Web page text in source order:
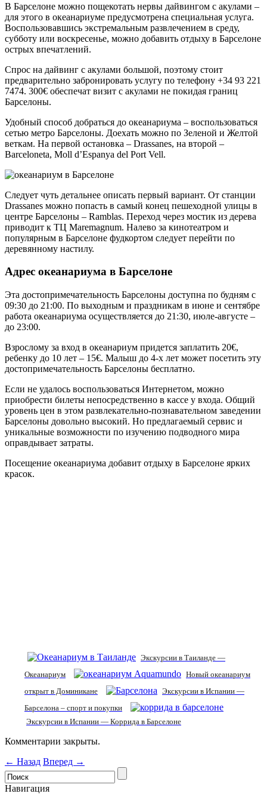
В Барселоне можно пощекотать нервы дайвингом с акулами –
для этого в океанариуме предусмотрена специальная услуга.
Воспользовавшись экстремальным развлечением в среду,
субботу или воскресенье, можно добавить отдыху в Барселоне
острых впечатлений.
Спрос на дайвинг с акулами большой, поэтому стоит
предварительно забронировать услугу по телефону +34 93 221
7474. 300€ обеспечат визит с акулами не покидая границ
Барселоны.
Удобный способ добраться до океанариума – воспользоваться
сетью метро Барселоны. Доехать можно по Зеленой и Желтой
веткам. На первой остановка – Drassanes, на второй –
Barceloneta, Moll d’Espanya del Port Vell.
Следует чуть детальнее описать первый вариант. От станции
Drassanes можно попасть в самый конец пешеходной улицы в
центре Барселоны – Ramblas. Переход через мостик из дерева
приводит к ТЦ Maremagnum. Налево за кинотеатром и
популярным в Барселоне фудкортом следует перейти по
деревянному настилу.
Адрес океанариума в Барселоне
Эта достопримечательность Барселоны доступна по будням с
09:30 до 21:00. По выходным и праздникам в июне и сентябре
работа океанариума осуществляется до 21:30, июле-августе –
до 23:00.
Взрослому за вход в океанариум придется заплатить 20€,
ребенку до 10 лет – 15€. Малыш до 4-х лет может посетить эту
достопримечательность Барселоны бесплатно.
Если не удалось воспользоваться Интернетом, можно
приобрести билеты непосредственно в кассе у входа. Общий
уровень цен в этом развлекательно-познавательном заведении
Барселоны довольно высокий. Но предлагаемый сервис и
уникальные возможности по изучению подводного мира
оправдывает затраты.
Посещение океанариума добавит отдыху в Барселоне ярких
красок.
Экскурсии в Таиланде —
Океанариум
Новый океанариум
открыт в Доминикане
Экскурсии в Испании —
Барселона – спорт и покупки
Экскурсии в Испании — Коррида в Барселоне
Комментарии закрыты.
← Назад Вперед →
Навигация